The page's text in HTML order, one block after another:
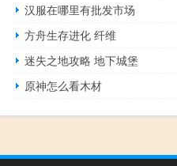
汉服在哪里有批发市场
方舟生存进化 纤维
迷失之地攻略 地下城堡
原神怎么看木材